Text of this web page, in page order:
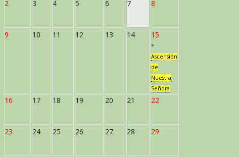
2 3 4 5 6 7 8
9 10 11 12 13 14 15
*
Ascensión
de
Nuestra
Señora
16 17 18 19 20 21 22
23 24 25 26 27 28 29